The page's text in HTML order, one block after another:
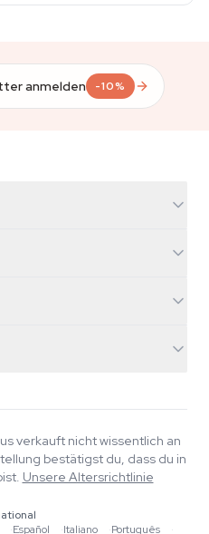
anmelden -10%
verkauft nicht wissentlich an
bestätigst du, dass du in
Unsere Altersrichtlinie
·Español ·Italiano ·Português ·